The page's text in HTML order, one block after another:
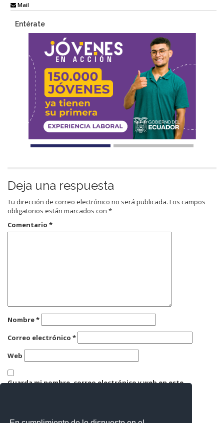
Mail
Entérate
Deja una respuesta
Tu dirección de correo electrónico no será publicada. Los campos
obligatorios están marcados con *
Comentario *
Nombre*
Correo electrónico *
Web
Guarda mi nombre, correo electrónico y web en este